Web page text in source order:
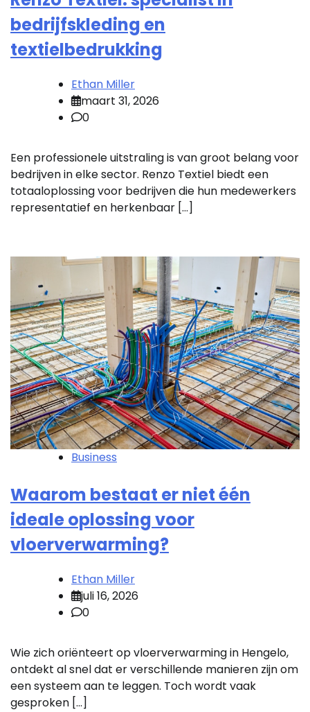
bedrijfskleding en
textielbedrukking
Ethan Miller
maart 31, 2026
0
Een professionele uitstraling is van groot belang voor
bedrijven in elke sector. Renzo Textiel biedt een
totaaloplossing voor bedrijven die hun medewerkers
representatief en herkenbaar […]
Business
Waarom bestaat er niet één
ideale oplossing voor
vloerverwarming?
Ethan Miller
juli 16, 2026
0
Wie zich oriënteert op vloerverwarming in Hengelo,
ontdekt al snel dat er verschillende manieren zijn om
een systeem aan te leggen. Toch wordt vaak
gesproken […]